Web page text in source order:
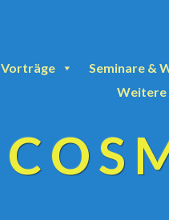
Vorträge Seminare &
Weitere